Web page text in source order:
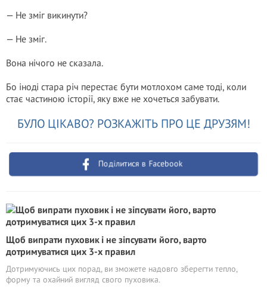
— Не зміг викинути?
— Не зміг.
Вона нічого не сказала.
Бо іноді стара річ перестає бути мотлохом саме тоді, коли
стає частиною історії, яку вже не хочеться забувати.
БУЛО ЦІКАВО? РОЗКАЖІТЬ ПРО ЦЕ ДРУЗЯМ!
Поділитися в Facebook
Щоб випрати пуховик і не зіпсувати його, варто
дотримуватися цих 3-х правил
Дотримуючись цих порад, ви зможете надовго зберегти тепло,
форму та охайний вигляд свого пуховика.